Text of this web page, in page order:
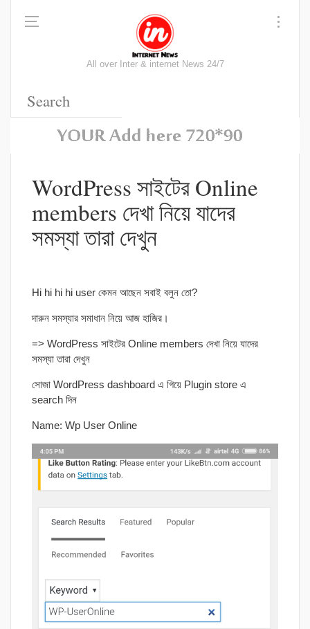
All over Inter & internet News 24/7
WordPress সাইটের Online
members দেখা নিয়ে যাদের
সমস্যা তারা দেখুন
Hi hi hi hi user কেমন আছেন সবাই বলুন তো?
দারুন সমস্যার সমাধান নিয়ে আজ হাজির।
=> WordPress সাইটের Online members দেখা নিয়ে যাদের
সমস্যা তারা দেখুন
সোজা WordPress dashboard এ গিয়ে Plugin store এ
search দিন
Name: Wp User Online